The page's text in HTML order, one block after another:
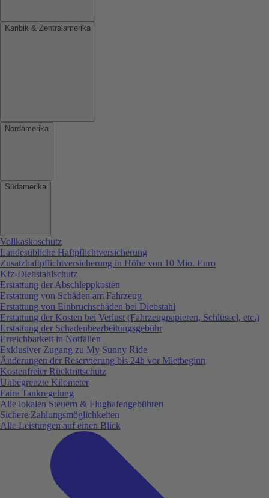
Karibik & Zentralamerika
Nordamerika
Südamerika
Vollkaskoschutz
Landesübliche Haftpflichtversicherung
Zusatzhaftpflichtversicherung in Höhe von 10 Mio. Euro
Kfz-Diebstahlschutz
Erstattung der Abschleppkosten
Erstattung von Schäden am Fahrzeug
Erstattung von Einbruchschäden bei Diebstahl
Erstattung der Kosten bei Verlust (Fahrzeugpapieren, Schlüssel, etc.)
Erstattung der Schadenbearbeitungsgebühr
Erreichbarkeit in Notfällen
Exklusiver Zugang zu My Sunny Ride
Änderungen der Reservierung bis 24h vor Mietbeginn
Kostenfreier Rücktrittschutz
Unbegrenzte Kilometer
Faire Tankregelung
Alle lokalen Steuern & Flughafengebühren
Sichere Zahlungsmöglichkeiten
Alle Leistungen auf einen Blick